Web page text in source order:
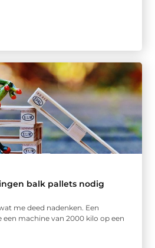
balk pallets nodig
me deed nadenken. Een
machine van 2000 kilo op een